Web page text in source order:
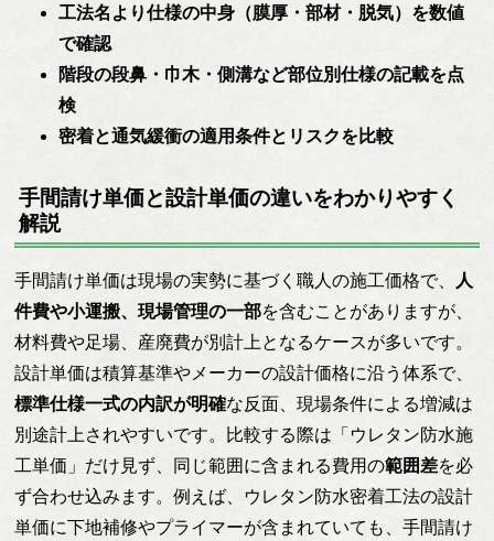
工法名より仕様の中身（膜厚・部材・脱気）を数値
で確認
階段の段鼻・巾木・側溝など部位別仕様の記載を点
検
密着と通気緩衝の適用条件とリスクを比較
手間請け単価と設計単価の違いをわかりやすく
解説
手間請け単価は現場の実勢に基づく職人の施工価格で、
人
件費や小運搬、現場管理の一部を含むことがありますが、
材料費や足場、産廃費が別計上となるケースが多いです。
設計単価は積算基準やメーカーの設計価格に沿う体系で、
標準仕様一式の内訳が明確な反面、現場条件による増減は
別途計上されやすいです。比較する際は「ウレタン防水施
工単価」だけ見ず、同じ範囲に含まれる費用の範囲差を必
ず合わせ込みます。例えば、ウレタン防水密着工法の設計
単価に下地補修やプライマーが含まれていても、手間請け